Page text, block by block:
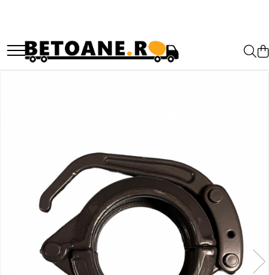
PIESE AUTOBETONIERE
AUTOBETONIERE STETTER
AUTOBETONIERE PUTZMEISTER